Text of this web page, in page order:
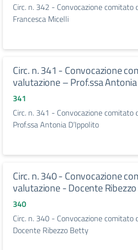
Circ. n. 342 - Convocazione comitato
Francesca Micelli
Circ. n. 341 - Convocazione
valutazione – Prof.ssa
341
Circ. n. 341 - Convocazione comitato
Prof.ssa Antonia D’Ippolito
Circ. n. 340 - Convocazione
valutazione - Docente
340
Circ. n. 340 - Convocazione comitato
Docente Ribezzo Betty